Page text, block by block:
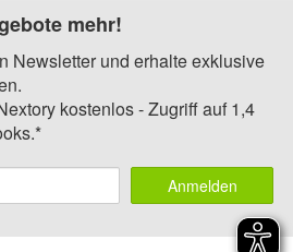
mehr!
Newsletter und erhalte exklusive
kostenlos - Zugriff auf 1,4
Anmelden